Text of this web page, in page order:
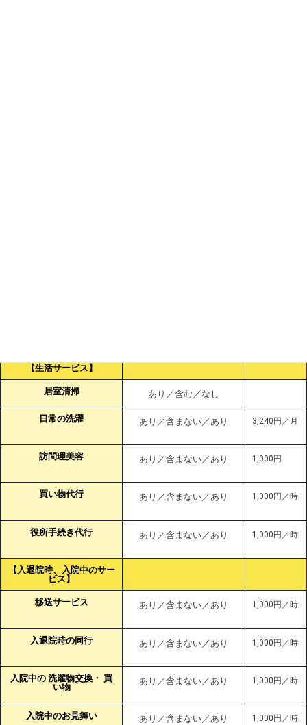
【生活サービス】
居室清掃 あり／含む／なし
日常の洗濯 あり／含まない／あり 3,240円／月
訪問理美容 あり／含まない／あり 1,000円
買い物代行 あり／含まない／あり 1,000円／時
役所手続き代行 あり／含まない／あり 1,000円／時
【入退院時、入院中のサー
ビス】
移送サービス あり／含まない／あり 1,000円／時
入退院時の同行 あり／含まない／あり 1,000円／時
入院中の 洗濯物交換・ 買
い物
あり／含まない／あり 1,000円／時
入院中のお見舞い あり／含まない／あり 1,000円／時